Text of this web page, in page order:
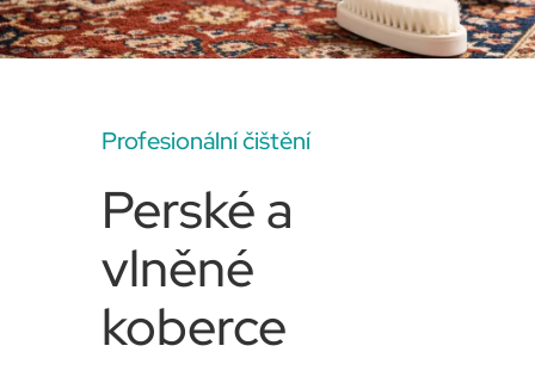
Profesionální čištění
Perské a
vlněné
koberce